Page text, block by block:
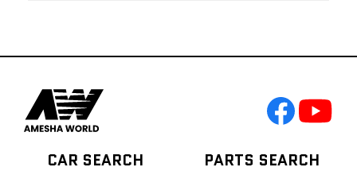
CAR SEARCH PARTS SEARCH